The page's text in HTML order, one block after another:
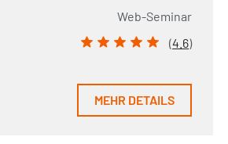
Web-Seminar
(4.6)
MEHR DETAILS